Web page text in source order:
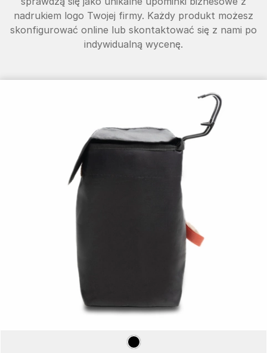
nadrukiem logo Twojej firmy. Każdy produkt możesz
skonfigurować online lub skontaktować się z nami po
indywidualną wycenę.